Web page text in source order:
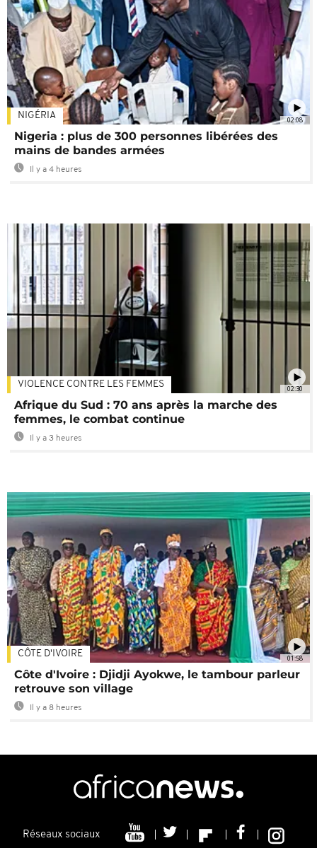
02:08
NIGÉRIA
Nigeria : plus de 300 personnes libérées des
mains de bandes armées
Il y a 4 heures
02:30
VIOLENCE CONTRE LES FEMMES
Afrique du Sud : 70 ans après la marche des
femmes, le combat continue
Il y a 3 heures
01:58
CÔTE D'IVOIRE
Côte d'Ivoire : Djidji Ayokwe, le tambour parleur
retrouve son village
Il y a 8 heures
Réseaux sociaux